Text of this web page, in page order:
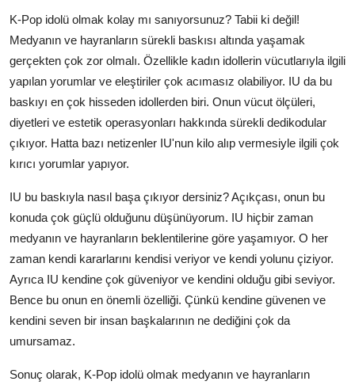
K-Pop idolü olmak kolay mı sanıyorsunuz? Tabii ki değil!
Medyanın ve hayranların sürekli baskısı altında yaşamak
gerçekten çok zor olmalı. Özellikle kadın idollerin vücutlarıyla ilgili
yapılan yorumlar ve eleştiriler çok acımasız olabiliyor. IU da bu
baskıyı en çok hisseden idollerden biri. Onun vücut ölçüleri,
diyetleri ve estetik operasyonları hakkında sürekli dedikodular
çıkıyor. Hatta bazı netizenler IU'nun kilo alıp vermesiyle ilgili çok
kırıcı yorumlar yapıyor.
IU bu baskıyla nasıl başa çıkıyor dersiniz? Açıkçası, onun bu
konuda çok güçlü olduğunu düşünüyorum. IU hiçbir zaman
medyanın ve hayranların beklentilerine göre yaşamıyor. O her
zaman kendi kararlarını kendisi veriyor ve kendi yolunu çiziyor.
Ayrıca IU kendine çok güveniyor ve kendini olduğu gibi seviyor.
Bence bu onun en önemli özelliği. Çünkü kendine güvenen ve
kendini seven bir insan başkalarının ne dediğini çok da
umursamaz.
Sonuç olarak, K-Pop idolü olmak medyanın ve hayranların